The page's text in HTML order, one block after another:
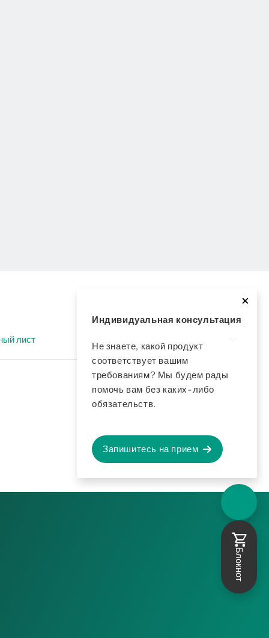
лист
- Подходящие датчики - портативные
Индивидуальная консультация
Не знаете, какой продукт
соответствует вашим
требованиям? Мы будем рады
помочь вам без каких-либо
обязательств.
Запишитесь на прием
Блокнот